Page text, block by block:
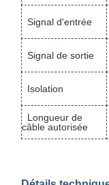
Signal d'entrée
Signal de sortie
Isolation
Longueur de
câble autorisée